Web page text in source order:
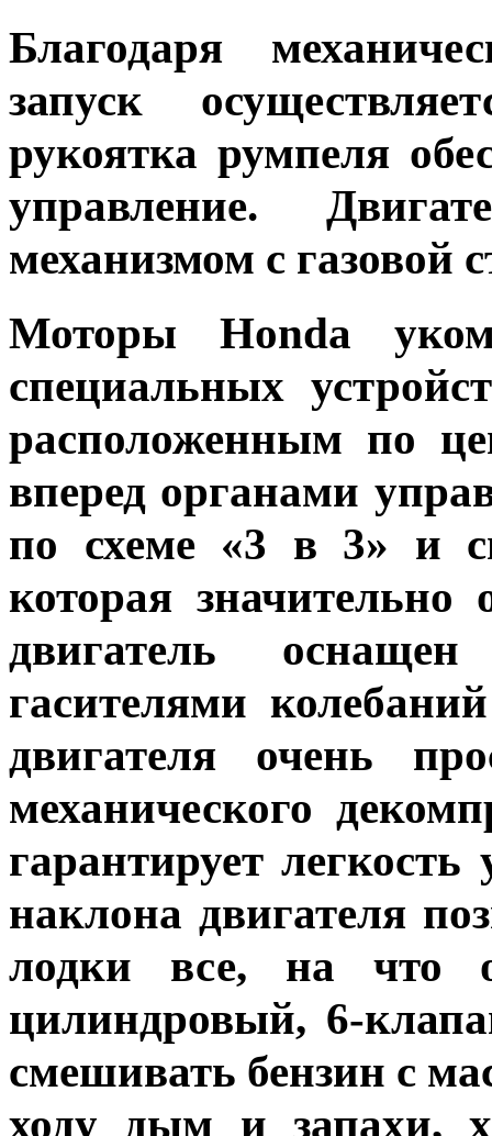
Благодаря
запуск
рукоятка румпеля
управление.
механизмом с газовой
Моторы Honda
специальных
расположенным по
вперед органами
по схеме «3 в 3» и
которая значительно
двигатель
гасителями
двигателя очень
механического
гарантирует
наклона двигателя
лодки все, на что
цилиндровый, 6-
смешивать бензин с
ходу дым и запахи,